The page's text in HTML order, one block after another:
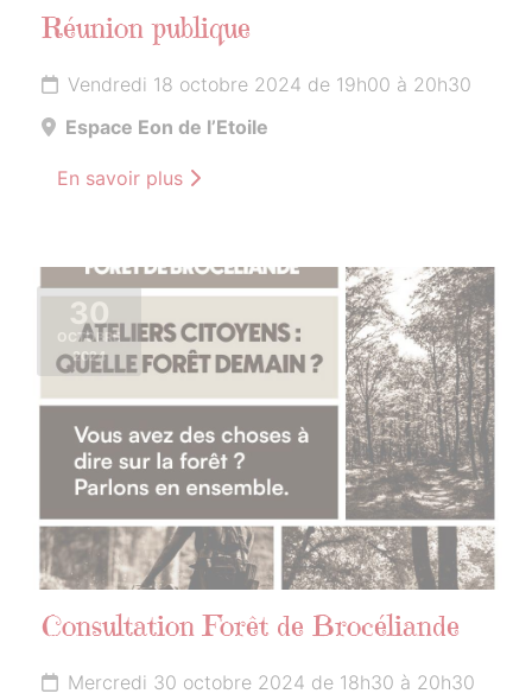
Réunion publique
Vendredi 18 octobre 2024 de 19h00 à 20h30
Espace Eon de l’Etoile
En savoir plus
30
OCTOBRE
2024
Consultation Forêt de Brocéliande
Mercredi 30 octobre 2024 de 18h30 à 20h30